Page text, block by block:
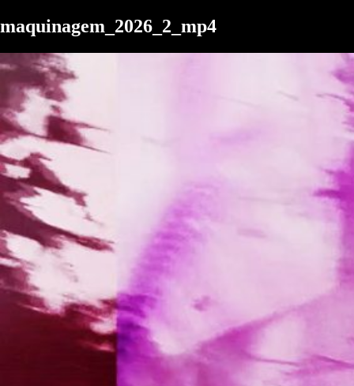
Skip
to
the
content
maquinagem_2026_2_mp4